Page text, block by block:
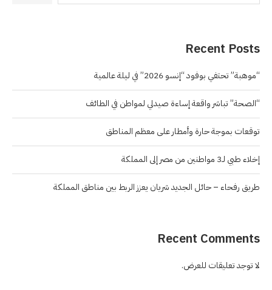
Recent Posts
“موهبة” تحتفي بوفود “إنسو 2026” في ليلة عالمية
“الصحة” تباشر واقعة إساءة صيدلي لمواطن في الطائف
توقعات بموجة حارة وأمطار على معظم المناطق
إخلاء طبي لـ3 مواطنين من مصر إلى المملكة
طريق رفحاء – حائل الجديد شريان يعزز الربط بين مناطق المملكة
Recent Comments
لا توجد تعليقات للعرض.